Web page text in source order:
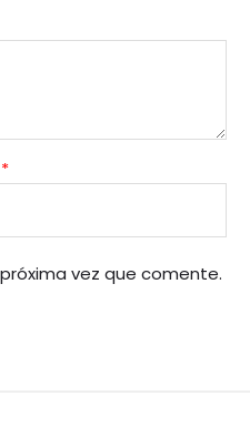
*
vez que comente.